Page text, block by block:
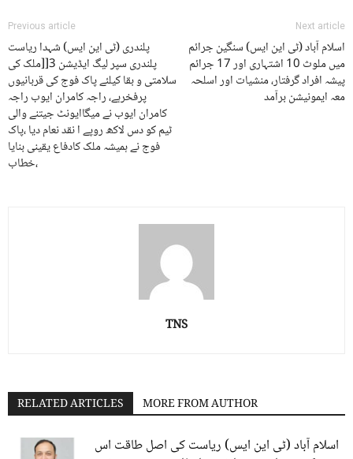
Previous article
پلندری (ٹی این ایس) شہدا ریاست
پلندری سپر لیگ ایڈیشن 3[[ملک کی
سلامتی و بقا کیلئے پاک فوج کی قربانیوں
پرفخرہے، راجہ کامران ایوب راجہ
کامران ایوب نے میگاایونٹ جیتنے والی
ٹیم کو دس لاکھ روپے ا نقد نعام دیا ،پاک
فوج نے ہمیشہ ملک کادفاع یقینی بنایا
،خطاب
Next article
اسلام آباد (ٹی این ایس) سنگین جرائم
میں ملوث 10 اشتہاری اور 17 جرائم
پیشہ افراد گرفتار، منشیات اور اسلحہ
معہ ایمونیشن برآمد
TNS
RELATED ARTICLES MORE FROM AUTHOR
اسلام آباد (ٹی این ایس) ریاست کی اصل طاقت اس